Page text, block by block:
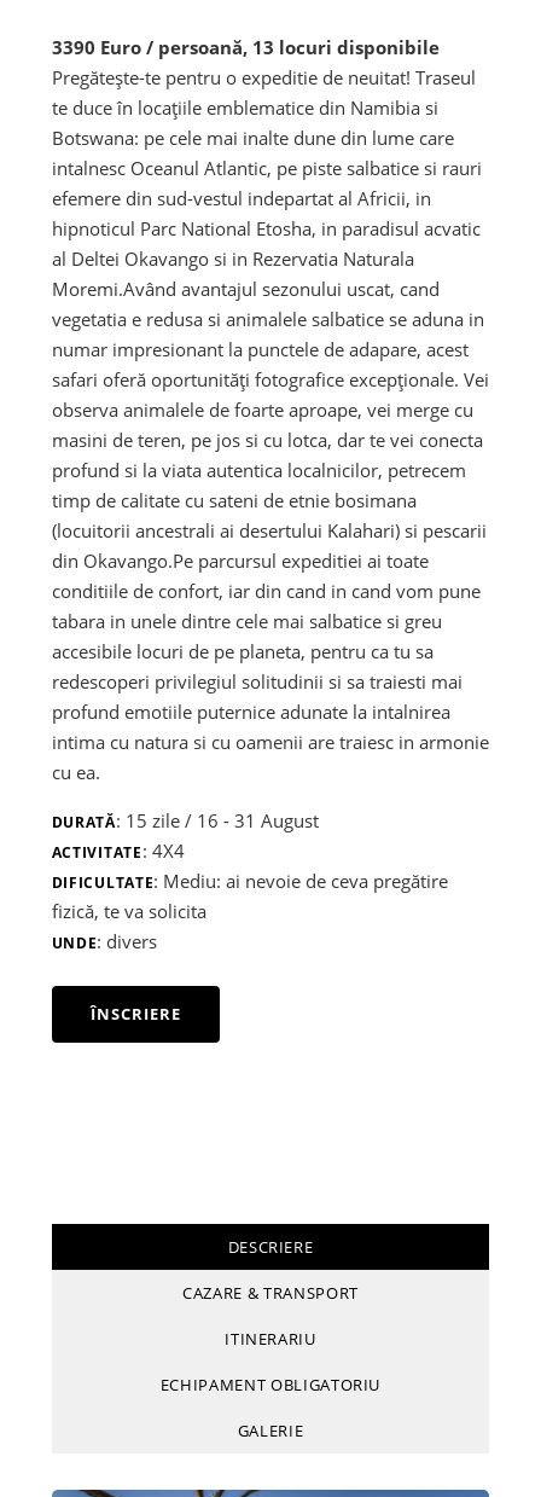
3390 Euro / persoană, 13 locuri disponibile
Pregătește-te pentru o expeditie de neuitat! Traseul
te duce în locațiile emblematice din Namibia si
Botswana: pe cele mai inalte dune din lume care
intalnesc Oceanul Atlantic, pe piste salbatice si rauri
efemere din sud-vestul indepartat al Africii, in
hipnoticul Parc National Etosha, in paradisul acvatic
al Deltei Okavango si in Rezervatia Naturala
Moremi.Având avantajul sezonului uscat, cand
vegetatia e redusa si animalele salbatice se aduna in
numar impresionant la punctele de adapare, acest
safari oferă oportunități fotografice excepționale. Vei
observa animalele de foarte aproape, vei merge cu
masini de teren, pe jos si cu lotca, dar te vei conecta
profund si la viata autentica localnicilor, petrecem
timp de calitate cu sateni de etnie bosimana
(locuitorii ancestrali ai desertului Kalahari) si pescarii
din Okavango.Pe parcursul expeditiei ai toate
conditiile de confort, iar din cand in cand vom pune
tabara in unele dintre cele mai salbatice si greu
accesibile locuri de pe planeta, pentru ca tu sa
redescoperi privilegiul solitudinii si sa traiesti mai
profund emotiile puternice adunate la intalnirea
intima cu natura si cu oamenii are traiesc in armonie
cu ea.
DURATĂ: 15 zile / 16 - 31 August
ACTIVITATE: 4X4
DIFICULTATE: Mediu: ai nevoie de ceva pregătire
fizică, te va solicita
UNDE: divers
ÎNSCRIERE
DESCRIERE
CAZARE & TRANSPORT
ITINERARIU
ECHIPAMENT OBLIGATORIU
GALERIE